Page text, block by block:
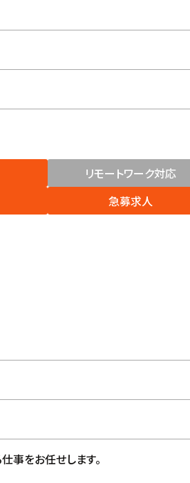
リモートワーク対応
急募求人
事をお任せします。